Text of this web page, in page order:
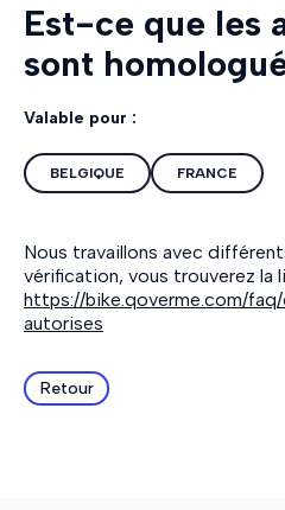
Est-ce que les
sont
Valable pour :
BELGIQUE FRANCE
Nous travaillons avec
vérification, vous trouverez la
https://bike.qoverme.com/
autorises
Retour